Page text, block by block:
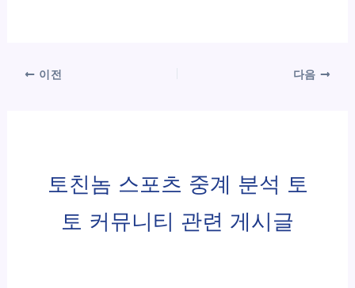
이전 다음
토친놈 스포츠 중계 분석 토
토 커뮤니티 관련 게시글